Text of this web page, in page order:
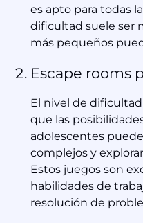
es apto para todas
dificultad suele ser
más pequeños
Escape rooms
El nivel de
que las
adolescentes
complejos y
Estos juegos son
habilidades de
resolución de